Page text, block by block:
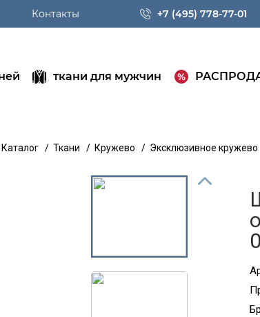
Контакты +7 (495) 778-77-01
ткани для мужчин
Каталог / Ткани / Кружево / Эксклюзивное кружево